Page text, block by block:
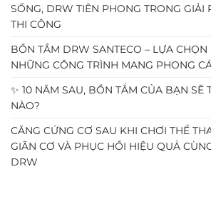
SỐNG, DRW TIÊN PHONG TRONG GIẢI
THI CÔNG
BỒN TẮM DRW SANTECO – LỰA
NHỮNG CÔNG TRÌNH MANG PHONG
✨ 10 NĂM SAU, BỒN TẮM CỦA BẠN SẼ
NÀO?
CĂNG CỨNG CƠ SAU KHI CHƠI THỂ
GIÃN CƠ VÀ PHỤC HỒI HIỆU QUẢ
DRW